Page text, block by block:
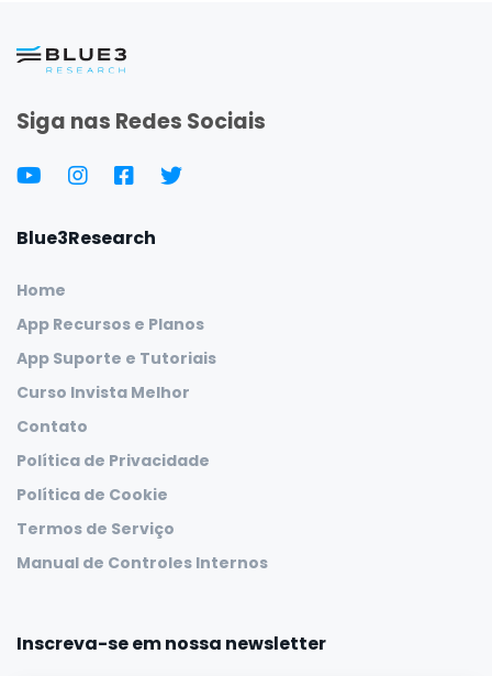
Siga nas Redes Sociais
Blue3Research
Home
App Recursos e Planos
App Suporte e Tutoriais
Curso Invista Melhor
Contato
Política de Privacidade
Política de Cookie
Termos de Serviço
Manual de Controles Internos
Inscreva-se em nossa newsletter